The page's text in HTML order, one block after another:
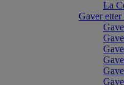
La
Gaver